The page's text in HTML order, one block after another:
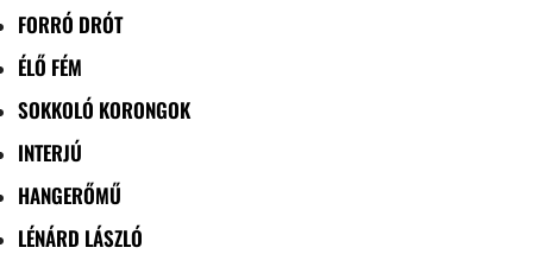
FORRÓ DRÓT
ÉLŐ FÉM
SOKKOLÓ KORONGOK
INTERJÚ
HANGERŐMŰ
LÉNÁRD LÁSZLÓ